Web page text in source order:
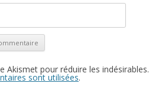
Akismet pour réduire les indésirables.
sont utilisées.